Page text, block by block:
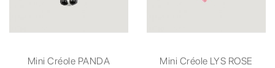
Mini Créole PANDA Mini Créole LYS ROSE